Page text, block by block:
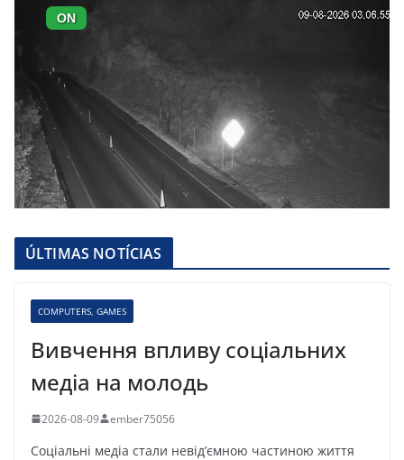
ÚLTIMAS NOTÍCIAS
COMPUTERS, GAMES
Вивчення впливу соціальних
медіа на молодь
2026-08-09 ember75056
Соціальні медіа стали невід’ємною частиною життя